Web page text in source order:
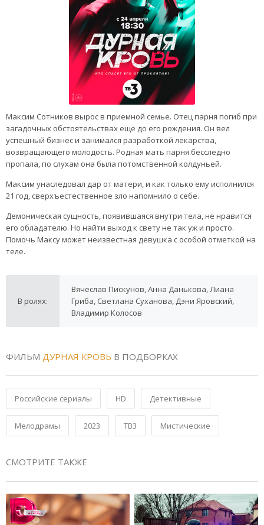
Максим Сотников вырос в приемной семье. Отец парня погиб при
загадочных обстоятельствах еще до его рождения. Он вел
успешный бизнес и занимался разработкой лекарства,
возвращающего молодость. Родная мать парня бесследно
пропала, по слухам она была потомственной колдуньей.
Максим унаследовал дар от матери, и как только ему исполнился
21 год, сверхъестественное зло напомнило о себе.
Демоническая сущность, появившаяся внутри тела, не нравится
его обладателю. Но найти выход к свету не так уж и просто.
Помочь Максу может неизвестная девушка с особой отметкой на
теле.
В ролях:
Вячеслав Пискунов, Анна Данькова, Лиана
Гриба, Светлана Суханова, Дэни Яровский,
Владимир Колосов
ФИЛЬМ ДУРНАЯ КРОВЬ В ПОДБОРКАХ
Российские сериалы HD Детективные
Мелодрамы 2023 ТВ3 Мистические
СМОТРИТЕ ТАКЖЕ